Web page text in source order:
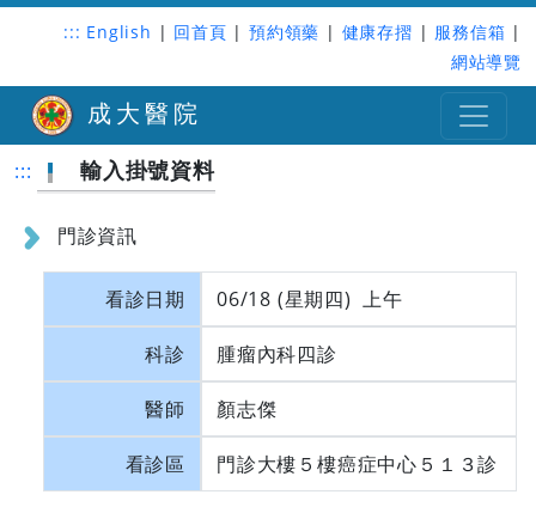
::: English | 回首頁 | 預約領藥 | 健康存摺 | 服務信箱 |
網站導覽
成大醫院
::: 輸入掛號資料
門診資訊
看診日期 06/18 (星期四) 上午
科診 腫瘤內科四診
醫師 顏志傑
看診區 門診大樓５樓癌症中心５１３診